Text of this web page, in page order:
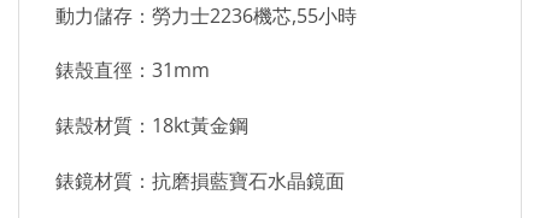
動力儲存：勞力士2236機芯,55小時
錶殼直徑：31mm
錶殼材質：18kt黃金鋼
錶鏡材質：抗磨損藍寶石水晶鏡面